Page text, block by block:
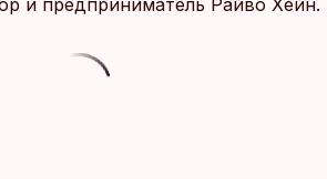
и предприниматель Райво Хейн.